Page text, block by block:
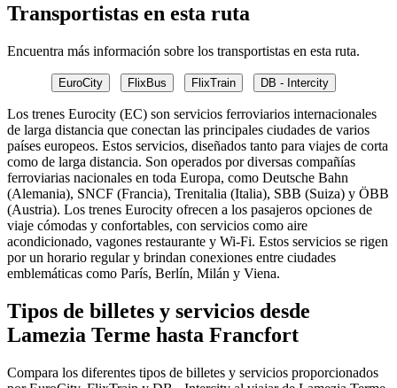
Transportistas en esta ruta
Encuentra más información sobre los transportistas en esta ruta.
EuroCity FlixBus FlixTrain DB - Intercity
Los trenes Eurocity (EC) son servicios ferroviarios internacionales
de larga distancia que conectan las principales ciudades de varios
países europeos. Estos servicios, diseñados tanto para viajes de corta
como de larga distancia. Son operados por diversas compañías
ferroviarias nacionales en toda Europa, como Deutsche Bahn
(Alemania), SNCF (Francia), Trenitalia (Italia), SBB (Suiza) y ÖBB
(Austria). Los trenes Eurocity ofrecen a los pasajeros opciones de
viaje cómodas y confortables, con servicios como aire
acondicionado, vagones restaurante y Wi-Fi. Estos servicios se rigen
por un horario regular y brindan conexiones entre ciudades
emblemáticas como París, Berlín, Milán y Viena.
Tipos de billetes y servicios desde
Lamezia Terme hasta Francfort
Compara los diferentes tipos de billetes y servicios proporcionados